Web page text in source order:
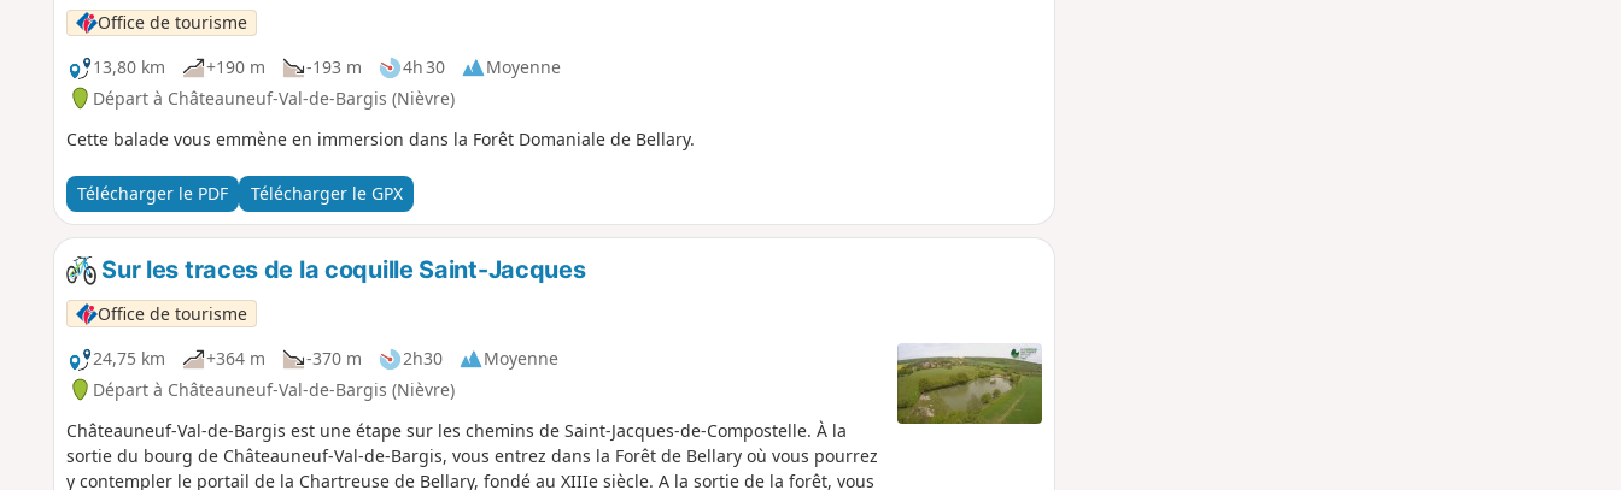
Office de tourisme
13,80 km
+190 m -193 m 4h 30
Moyenne
Départ à Châteauneuf-Val-de-Bargis (Nièvre)
Cette balade vous emmène en immersion dans la Forêt Domaniale de Bellary.
Télécharger le PDF Télécharger le GPX
Sur les traces de la coquille Saint-Jacques
Office de tourisme
24,75 km
+364 m -370 m 2h30
Moyenne
Départ à Châteauneuf-Val-de-Bargis (Nièvre)
Châteauneuf-Val-de-Bargis est une étape sur les chemins de Saint-Jacques-de-Compostelle. À la
sortie du bourg de Châteauneuf-Val-de-Bargis, vous entrez dans la Forêt de Bellary où vous pourrez
y contempler le portail de la Chartreuse de Bellary, fondé au XIIIe siècle. A la sortie de la forêt, vous